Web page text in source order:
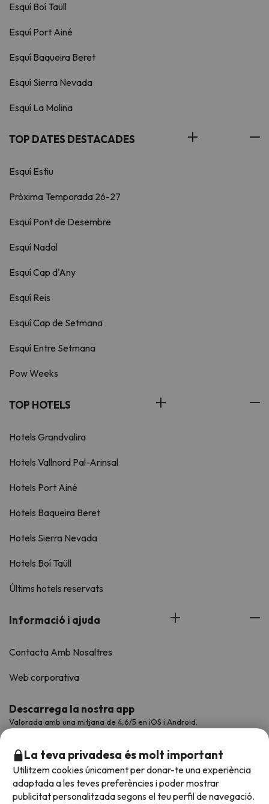
Esquí Boí Taüll
Esquí Port Ainé
Esquí Baqueira Beret
Esquí Sierra Nevada
Esquí La Molina
TOP DATES DESTACADES
Esquí Estiu
Pròxima Temporada 26-27
Esquí Pont de Desembre
Esquí Nadal
Esquí Cap d'Any
Esquí Reis
Esquí Cap de Setmana
Esquí Entre Setmana
Pow Weeks
TOP HOTELS
Hotels Grandvalira
Hotels Vallnord Pal-Arinsal
Hotels Port Ainé
Hotels Baqueira Beret
Hotels Sierra Nevada
Hotels Boí Taüll
Últims hotels reservats
Informació i ajuda
Contacta Amb Nosaltres
Web corporativa
Descarrega la nostra app
Valorada amb una mitjana de 4,6/5 en iOS i Android.
La teva privadesa és molt important
Utilitzem cookies únicament per donar-te una experiència
adaptada a les teves preferències i poder mostrar
publicitat personalitzada segons el teu perfil de navegació.